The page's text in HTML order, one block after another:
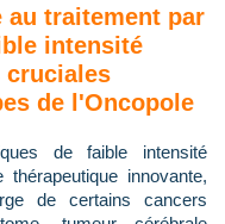
au traitement par
intensité
cruciales
de l'Oncopole
de faible intensité
innovante,
de certains cancers